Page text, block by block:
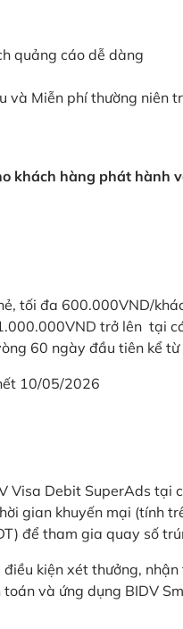
quảng cáo dễ dàng
Miễn phí thường niên
khách hàng phát hành
tối đa 600.000VND/
trở lên tại
60 ngày đầu tiên kể
10/05/2026
Visa Debit SuperAds tại
gian khuyến mại (tính
để tham gia quay số
kiện xét thưởng,
và ứng dụng BIDV